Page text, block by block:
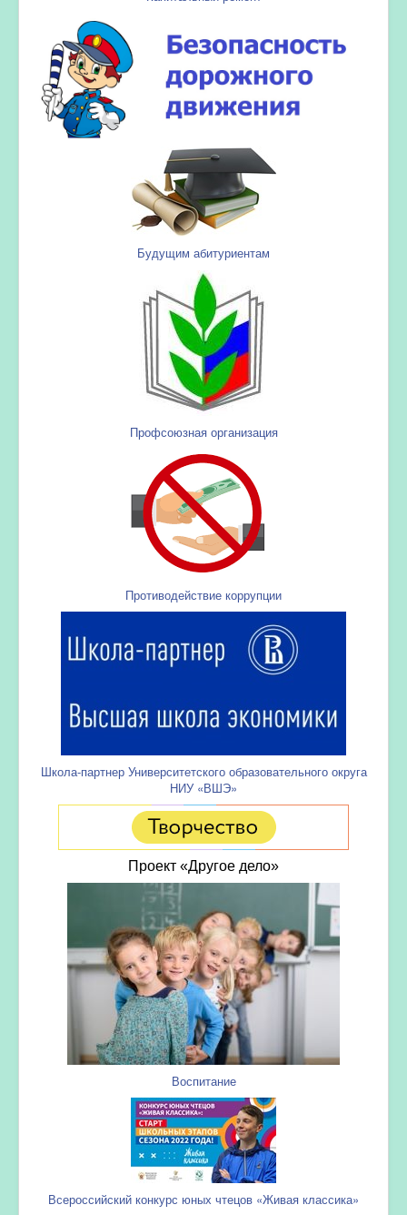
Будущим абитуриентам
Профсоюзная организация
Противодействие коррупции
Школа-партнер Университетского образовательного округа
НИУ «ВШЭ»
Проект «Другое дело»
Воспитание
Всероссийский конкурс юных чтецов «Живая классика»